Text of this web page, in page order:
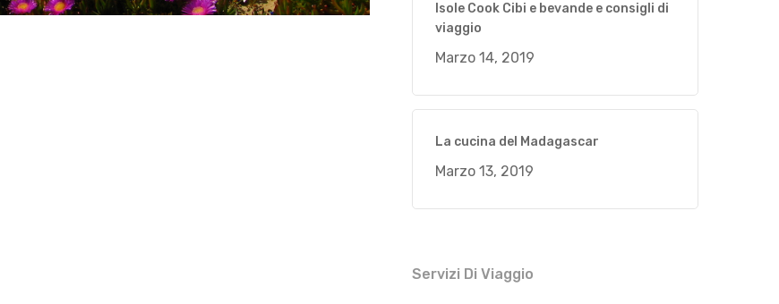
Isole Cook Cibi e bevande e consigli di
viaggio
Marzo 14, 2019
La cucina del Madagascar
Marzo 13, 2019
Servizi Di Viaggio